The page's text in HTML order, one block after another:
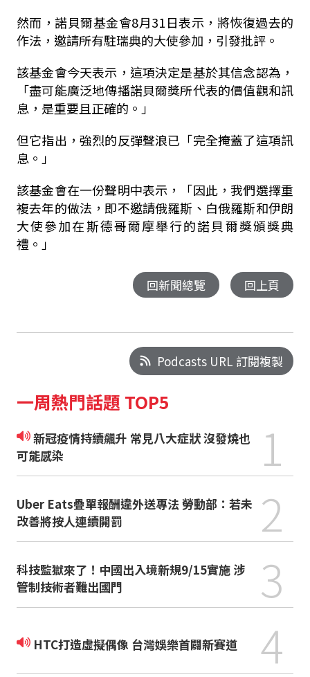
然而，諾貝爾基金會8月31日表示，將恢復過去的
作法，邀請所有駐瑞典的大使參加，引發批評。
該基金會今天表示，這項決定是基於其信念認為，
「盡可能廣泛地傳播諾貝爾獎所代表的價值觀和訊
息，是重要且正確的。」
但它指出，強烈的反彈聲浪已「完全掩蓋了這項訊
息。」
該基金會在一份聲明中表示，「因此，我們選擇重
複去年的做法，即不邀請俄羅斯、白俄羅斯和伊朗
大使參加在斯德哥爾摩舉行的諾貝爾獎頒獎典
禮。」
回新聞總覽 回上頁
Podcasts URL 訂閱複製
一周熱門話題 TOP5
新冠疫情持續飆升 常見八大症狀 沒發燒也
可能感染
1
Uber Eats疊單報酬違外送專法 勞動部：若未
改善將按人連續開罰
2
科技監獄來了！中國出入境新規9/15實施 涉
管制技術者難出國門
3
HTC打造虛擬偶像 台灣娛樂首闢新賽道 4